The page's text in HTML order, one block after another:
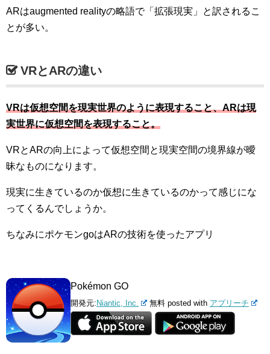
ARはaugmented realityの略語で「拡張現実」と訳されるこ
とが多い。
VRとARの違い
VRは仮想空間を現実世界のように表現すること、ARは現
実世界に仮想空間を表現すること。
VRとARの向上によって仮想空間と現実空間の境界線が曖
昧なものになります。
現実に生きているのか仮想に生きているのかって感じにな
ってくるんでしょうか。
ちなみにポケモンgoはARの技術を使ったアプリ
Pokémon GO
開発元: Niantic, Inc. 無料 posted with アプリーチ